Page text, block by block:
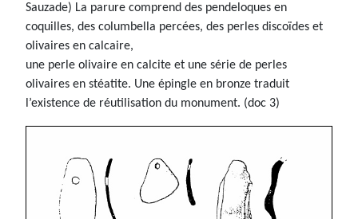
Sauzade) La parure comprend des pendeloques en
coquilles, des columbella percées, des perles discoïdes et
olivaires en calcaire,
une perle olivaire en calcite et une série de perles
olivaires en stéatite. Une épingle en bronze traduit
l’existence de réutilisation du monument. (doc 3)